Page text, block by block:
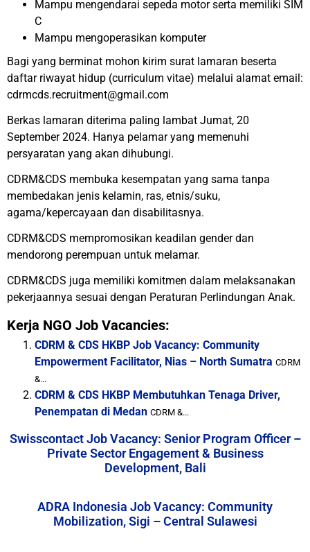
Mampu mengendarai sepeda motor serta memiliki SIM
C
Mampu mengoperasikan komputer
Bagi yang berminat mohon kirim surat lamaran beserta
daftar riwayat hidup (curriculum vitae) melalui alamat email:
cdrmcds.recruitment@gmail.com
Berkas lamaran diterima paling lambat Jumat, 20
September 2024. Hanya pelamar yang memenuhi
persyaratan yang akan dihubungi.
CDRM&CDS membuka kesempatan yang sama tanpa
membedakan jenis kelamin, ras, etnis/suku,
agama/kepercayaan dan disabilitasnya.
CDRM&CDS mempromosikan keadilan gender dan
mendorong perempuan untuk melamar.
CDRM&CDS juga memiliki komitmen dalam melaksanakan
pekerjaannya sesuai dengan Peraturan Perlindungan Anak.
Kerja NGO Job Vacancies:
CDRM & CDS HKBP Job Vacancy: Community
Empowerment Facilitator, Nias – North Sumatra CDRM
&...
CDRM & CDS HKBP Membutuhkan Tenaga Driver,
Penempatan di Medan CDRM &...
Swisscontact Job Vacancy: Senior Program Officer –
Private Sector Engagement & Business
Development, Bali
ADRA Indonesia Job Vacancy: Community
Mobilization, Sigi – Central Sulawesi